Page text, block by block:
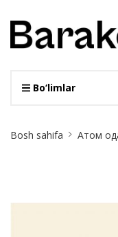
Bo‘limlar
Breadcrumb
Bosh sahifa Атом